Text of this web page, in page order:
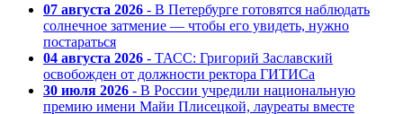
07 августа 2026 - В Петербурге готовятся наблюдать
солнечное затмение — чтобы его увидеть, нужно
постараться
04 августа 2026 - ТАСС: Григорий Заславский
освобожден от должности ректора ГИТИСа
30 июля 2026 - В России учредили национальную
премию имени Майи Плисецкой, лауреаты вместе